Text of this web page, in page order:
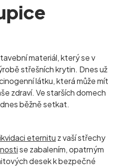
materiál, který se v
střešních krytin. Dnes už
látku, která může mít
zdraví. Ve starších domech
běžně setkat.
eternitu z vaší střechy
se zabalením, opatrným
desek k bezpečné